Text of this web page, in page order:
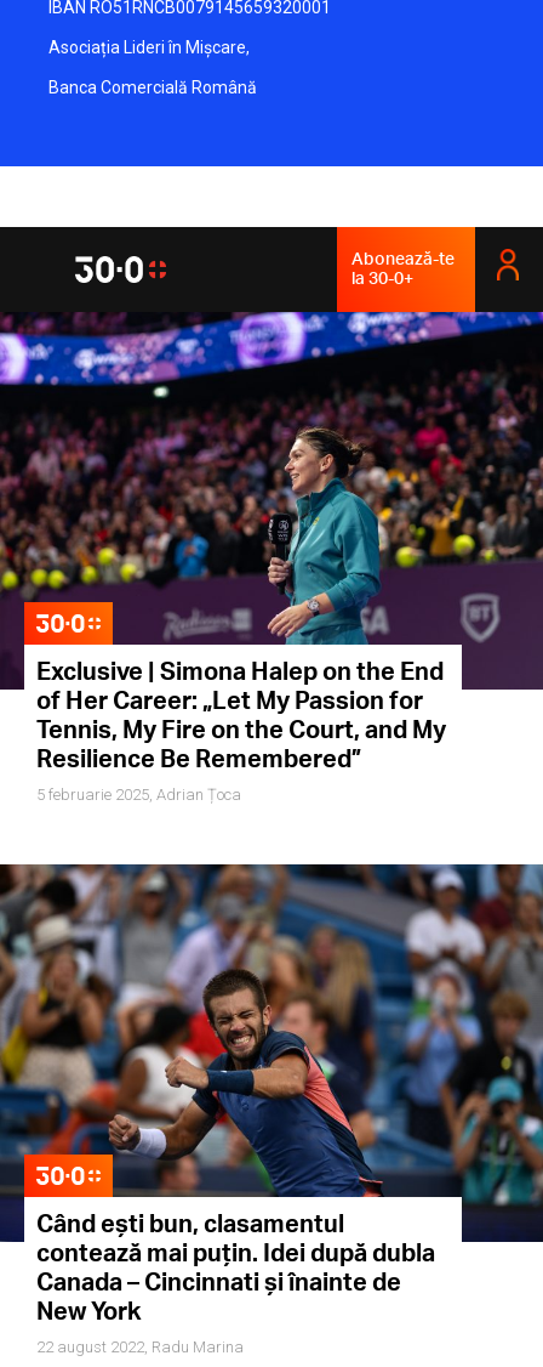
IBAN RO51RNCB0079145659320001
Asociația Lideri în Mișcare,
Banca Comercială Română
Abonează-te
la 30-0+
Exclusive | Simona Halep on the End
of Her Career: „Let My Passion for
Tennis, My Fire on the Court, and My
Resilience Be Remembered”
5 februarie 2025, Adrian Țoca
Când ești bun, clasamentul
contează mai puțin. Idei după dubla
Canada – Cincinnati și înainte de
New York
22 august 2022, Radu Marina